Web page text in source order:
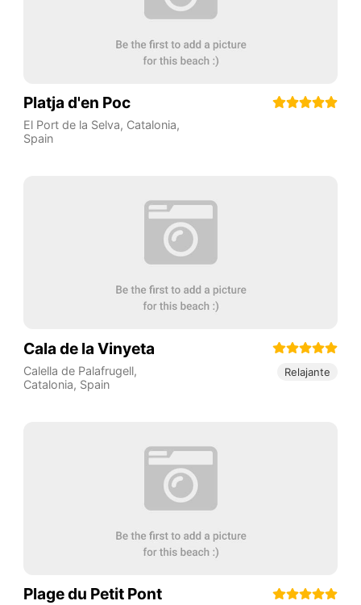
Platja d'en Poc
El Port de la Selva, Catalonia,
Spain
Cala de la Vinyeta
Calella de Palafrugell,
Catalonia, Spain
Relajante
Plage du Petit Pont